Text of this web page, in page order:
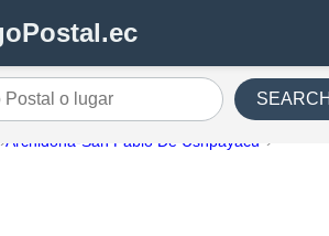
o lugar
Archidona-San Pablo De Ushpayacu